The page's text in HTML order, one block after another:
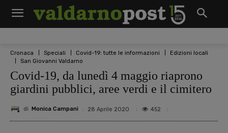
Cronaca Speciali Covid-19: tutte le informazioni
Edizioni locali
San Giovanni Valdarno
Covid-19, da lunedì 4 maggio riaprono
giardini pubblici, aree verdi e il cimitero
di Monica Campani 28 Aprile 2020 452